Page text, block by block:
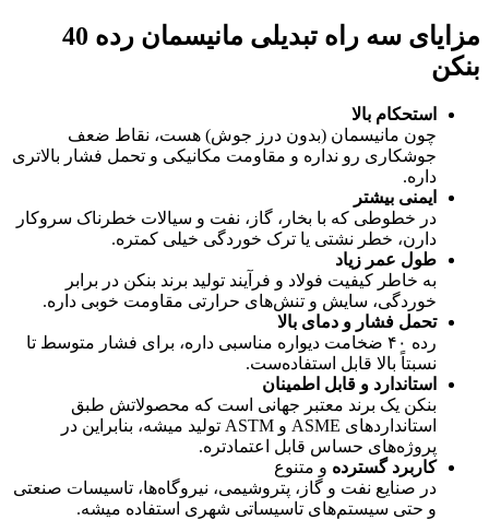
مزایای سه راه تبدیلی مانیسمان رده 40
بنکن
استحکام بالا
چون مانیسمان (بدون درز جوش) هست، نقاط ضعف
جوشکاری رو نداره و مقاومت مکانیکی و تحمل فشار بالاتری
داره.
ایمنی بیشتر
در خطوطی که با بخار، گاز، نفت و سیالات خطرناک سروکار
دارن، خطر نشتی یا ترک خوردگی خیلی کمتره.
طول عمر زیاد
به خاطر کیفیت فولاد و فرآیند تولید برند بنکن در برابر
خوردگی، سایش و تنش‌های حرارتی مقاومت خوبی داره.
تحمل فشار و دمای بالا
رده ۴۰ ضخامت دیواره مناسبی داره، برای فشار متوسط تا
نسبتاً بالا قابل استفاده‌ست.
استاندارد و قابل اطمینان
بنکن یک برند معتبر جهانی است که محصولاتش طبق
استانداردهای ASME و ASTM تولید میشه، بنابراین در
پروژه‌های حساس قابل اعتمادتره.
کاربرد گسترده و متنوع
در صنایع نفت و گاز، پتروشیمی، نیروگاه‌ها، تاسیسات صنعتی
و حتی سیستم‌های تاسیساتی شهری استفاده میشه.